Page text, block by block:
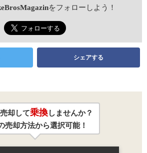
をフォローしよう！
シェアする
却して乗換しませんか？
売却方法から選択可能！